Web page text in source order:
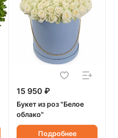
15 950 ₽
Букет из роз "Белое
облако"
Подробнее